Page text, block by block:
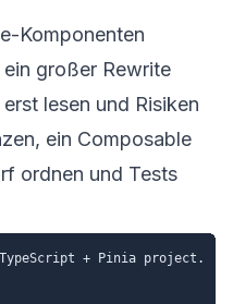
Komponenten
großer Rewrite
lesen und Risiken
ein Composable
ordnen und Tests
+ Pinia project.